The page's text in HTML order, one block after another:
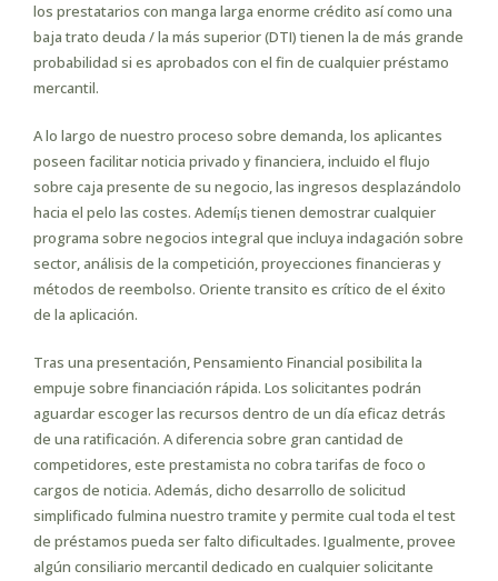
los prestatarios con manga larga enorme crédito así­ como una
baja trato deuda / la más superior (DTI) tienen la de más grande
probabilidad si es aprobados con el fin de cualquier préstamo
mercantil.
A lo largo de nuestro proceso sobre demanda, los aplicantes
poseen facilitar noticia privado y financiera, incluido el flujo
sobre caja presente de su negocio, las ingresos desplazándolo
hacia el pelo las costes. Ademí¡s tienen demostrar cualquier
programa sobre negocios integral que incluya indagación sobre
sector, análisis de la competición, proyecciones financieras y
métodos de reembolso. Oriente transito es crítico de el éxito
de la aplicación.
Tras una presentación, Pensamiento Financial posibilita la
empuje sobre financiación rápida. Los solicitantes podrán
aguardar escoger las recursos dentro de un día eficaz detrás
de una ratificación. A diferencia sobre gran cantidad de
competidores, este prestamista no cobra tarifas de foco o
cargos de noticia. Además, dicho desarrollo de solicitud
simplificado fulmina nuestro tramite y permite cual toda el test
de préstamos pueda ser falto dificultades. Igualmente, provee
algún consiliario mercantil dedicado en cualquier solicitante